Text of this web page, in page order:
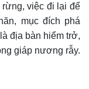
việc đi lại để
, mục đích phá
địa bàn hiểm trở,
giáp nương rẫy.